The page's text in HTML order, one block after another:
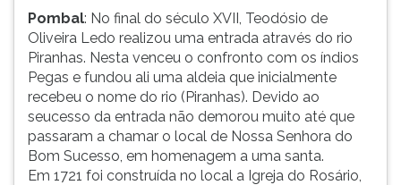
Pombal: No final do século XVII, Teodósio de
Oliveira Ledo realizou uma entrada através do rio
Piranhas. Nesta venceu o confronto com os índios
Pegas e fundou ali uma aldeia que inicialmente
recebeu o nome do rio (Piranhas). Devido ao
seucesso da entrada não demorou muito até que
passaram a chamar o local de Nossa Senhora do
Bom Sucesso, em homenagem a uma santa.
Em 1721 foi construída no local a Igreja do Rosário,